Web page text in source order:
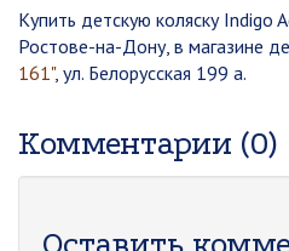
Купить детскую коляску Indigo
Ростове-на-Дону, в магазине
161", ул. Белорусская 199 а.
Комментарии (0)